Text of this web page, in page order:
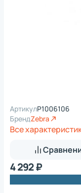
АртикулP1006106
БрендZebra
Все
4 292 ₽